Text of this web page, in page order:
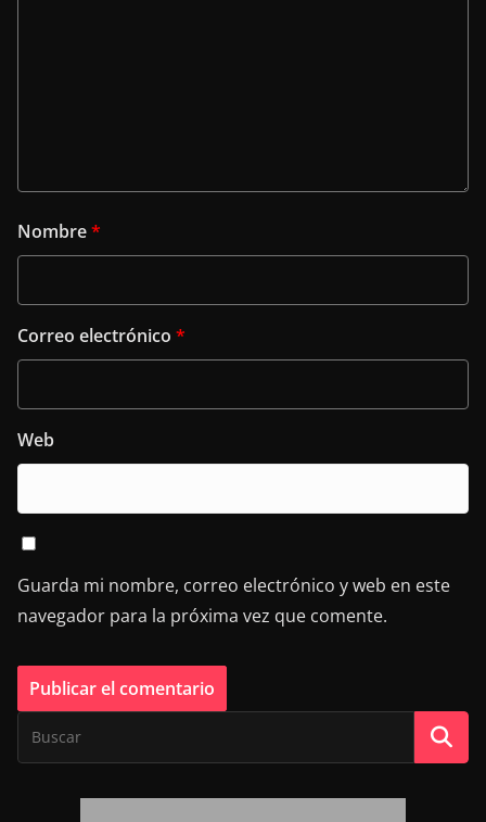
Nombre*
Correo electrónico *
Web
Guarda mi nombre, correo electrónico y web en este
navegador para la próxima vez que comente.